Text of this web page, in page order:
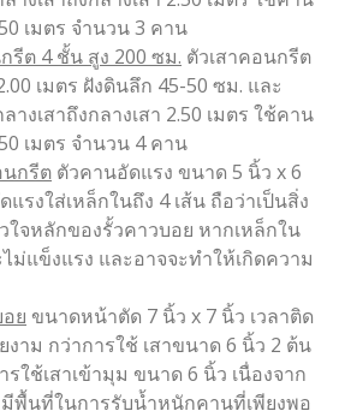
เมตร จำนวน 3 คาน
รีต 4 ชั้น สูง 200 ซม. ตัวเสาคอนกรีต
เมตร ฝังดินลึก 45-50 ซม. และ
างเสาถึงกลางเสา 2.50 เมตร ใช้คาน
เมตร จำนวน 4 คาน
กรีต ตัวคานอัดแรง ขนาด 5 นิ้ว x 6
รงใส่เหล็กในถึง 4 เส้น ถือว่าเป็นสิ่ง
จหลักของรั้วคาวบอย หากเหล็กใน
ม่แข็งแรง และอาจจะทำให้เกิดความ
ย ขนาดหน้าตัด 7 นิ้ว x 7 นิ้ว เวลาติด
งาม กว่าการใช้ เสาขนาด 6 นิ้ว 2 ต้น
ใช้เสาเข้ามุม ขนาด 6 นิ้ว เนื่องจาก
มีพื้นที่ในการรับน้ำหนักคานที่เพียงพอ